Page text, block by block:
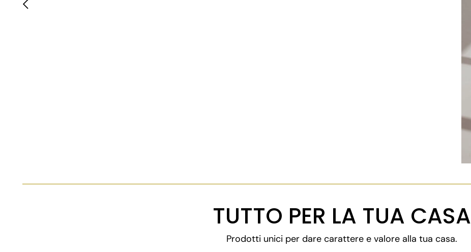
TUTTO PER LA TUA CASA
Prodotti unici per dare carattere e valore alla tua casa.